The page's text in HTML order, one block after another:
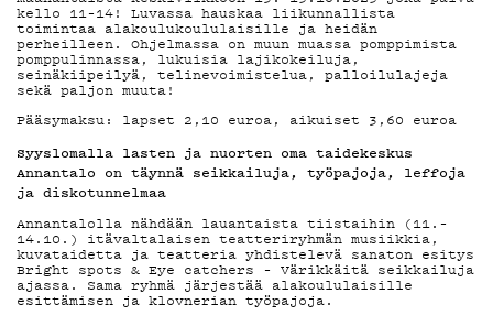
G LIVELAB
kello 11–14! Luvassa hauskaa liikunnallista
toimintaa alakoulukoululaisille ja heidän
perheilleen. Ohjelmassa on muun muassa pomppimista
pomppulinnassa, lukuisia lajikokeiluja,
seinäkiipeilyä, telinevoimistelua, palloilulajeja
sekä paljon muuta!
Pääsymaksu: lapset 2,10 euroa, aikuiset 3,60 euroa
Syyslomalla lasten ja nuorten oma taidekeskus
Annantalo on täynnä seikkailuja, työpajoja, leffoja
ja diskotunnelmaa
Annantalolla nähdään lauantaista tiistaihin (11.–
14.10.) itävaltalaisen teatteriryhmän musiikkia,
kuvataidetta ja teatteria yhdistelevä sanaton esitys
Bright spots & Eye catchers – Värikkäitä seikkailuja
ajassa. Sama ryhmä järjestää alakoululaisille
esittämisen ja klovnerian työpajoja.